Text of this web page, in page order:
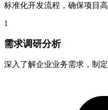
标准化开发流程，确保项目
1
需求调研分析
深入了解企业业务需求，制